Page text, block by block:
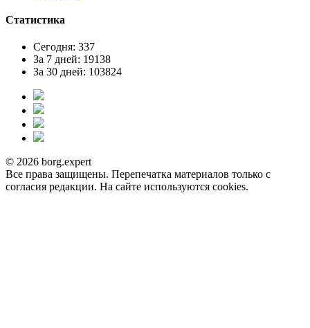
Статистика
Сегодня: 337
За 7 дней: 19138
За 30 дней: 103824
© 2026 borg.expert
Все права защищены. Перепечатка материалов только с
согласия редакции. На сайте используются cookies.